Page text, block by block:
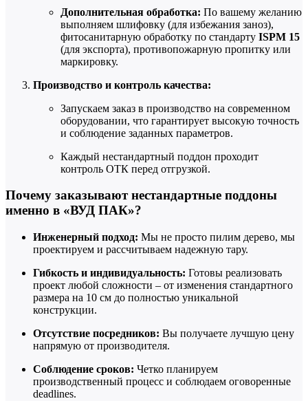
Дополнительная обработка: По вашему желанию
выполняем шлифовку (для избежания заноз),
фитосанитарную обработку по стандарту ISPM 15
(для экспорта), противопожарную пропитку или
маркировку.
Производство и контроль качества:
Запускаем заказ в производство на современном
оборудовании, что гарантирует высокую точность
и соблюдение заданных параметров.
Каждый нестандартный поддон проходит
контроль ОТК перед отгрузкой.
Почему заказывают нестандартные поддоны
именно в «ВУД ПАК»?
Инженерный подход: Мы не просто пилим дерево, мы
проектируем и рассчитываем надежную тару.
Гибкость и индивидуальность: Готовы реализовать
проект любой сложности – от изменения стандартного
размера на 10 см до полностью уникальной
конструкции.
Отсутствие посредников: Вы получаете лучшую цену
напрямую от производителя.
Соблюдение сроков: Четко планируем
производственный процесс и соблюдаем оговоренные
deadlines.